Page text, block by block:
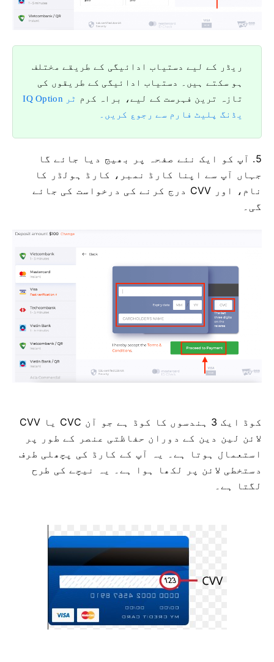
ریڈر کے لیے دستیاب ادائیگی کے طریقے مختلف
ہو سکتے ہیں۔ دستیاب ادائیگی کے طریقوں کی
تازہ ترین فہرست کے لیے، براہ کرم
IQ Option ٹر
یڈنگ پلیٹ فارم سے رجوع کریں۔
5. آپ کو ایک نئے صفحہ پر بھیج دیا جائے گا
جہاں آپ سے اپنا کارڈ نمبر، کارڈ ہولڈر کا
نام، اور CVV درج کرنے کی درخواست کی جائے
گی۔
CVV یا СVС کوڈ ایک 3 ہندسوں کا کوڈ ہے جو آن
لائن لین دین کے دوران حفاظتی عنصر کے طور پر
استعمال ہوتا ہے۔ یہ آپ کے کارڈ کی پچھلی طرف
دستخطی لائن پر لکھا ہوا ہے۔ یہ نیچے کی طرح
لگتا ہے۔